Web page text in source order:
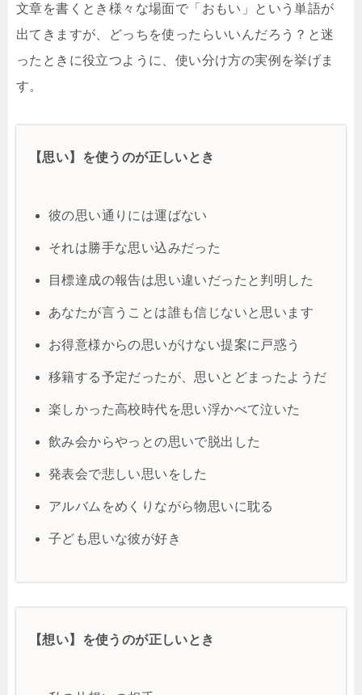
文章を書くとき様々な場面で「おもい」という単語が
出てきますが、どっちを使ったらいいんだろう？と迷
ったときに役立つように、使い分け方の実例を挙げま
す。
【思い】を使うのが正しいとき
彼の思い通りには運ばない
それは勝手な思い込みだった
目標達成の報告は思い違いだったと判明した
あなたが言うことは誰も信じないと思います
お得意様からの思いがけない提案に戸惑う
移籍する予定だったが、思いとどまったようだ
楽しかった高校時代を思い浮かべて泣いた
飲み会からやっとの思いで脱出した
発表会で悲しい思いをした
アルバムをめくりながら物思いに耽る
子ども思いな彼が好き
【想い】を使うのが正しいとき